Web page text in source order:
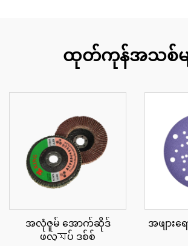
ထုတ်ကုန်အသစ်မျ
အလုံဇူမ် အောက်ဆိုဒ်
ဖလ্যပ် ဒစ်စ်
အဖျား